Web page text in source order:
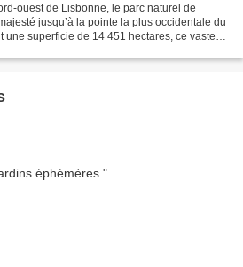
ouest de Lisbonne, le parc naturel de
jusqu’à la pointe la plus occidentale du
une superficie de 14 451 hectares, ce vaste